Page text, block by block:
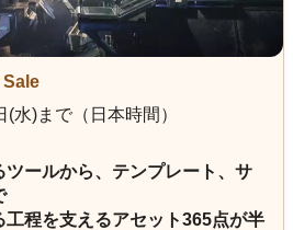
水)まで（日本時間）
ールから、テンプレート、サ
程を支えるアセット365点が半